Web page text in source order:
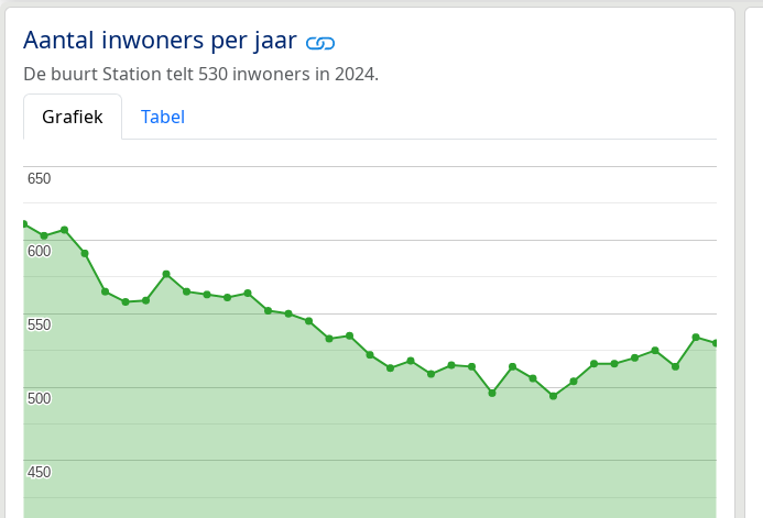
Aantal inwoners per jaar
De buurt Station telt 530 inwoners in 2024.
Grafiek
Tabel
450
450
500
500
550
550
600
600
650
650